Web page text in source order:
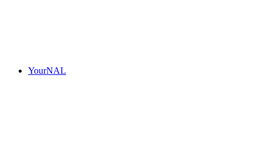
YourNAL